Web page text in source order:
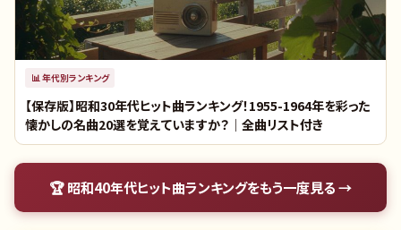
📊年代別ランキング
【保存版】昭和30年代ヒット曲ランキング！1955-1964年を彩った
懐かしの名曲20選を覚えていますか？｜全曲リスト付き
🏆昭和40年代ヒット曲ランキングをもう一度見る →